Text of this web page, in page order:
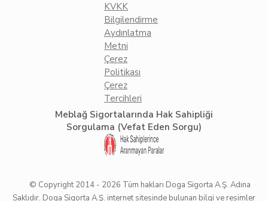
KVKK
Bilgilendirme
Aydınlatma
Metni
Çerez
Politikası
Çerez
Tercihleri
Meblağ Sigortalarında Hak Sahipliği
Sorgulama (Vefat Eden Sorgu)
© Copyright 2014 - 2026 Tüm hakları Doga Sigorta A.Ş. Adına
Saklıdır. Doga Sigorta A.Ş. internet sitesinde bulunan bilgi ve resimler